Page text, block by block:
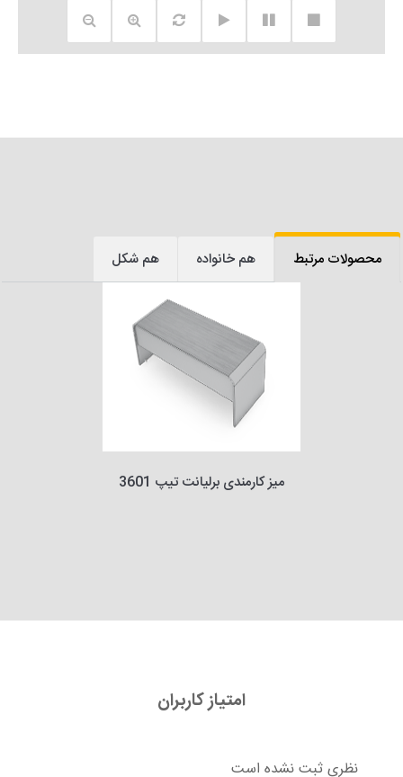
محصولات مرتبط هم خانواده هم شکل
میز کارمندی برلیانت تیپ 3601
امتیاز کاربران
نظری ثبت نشده است